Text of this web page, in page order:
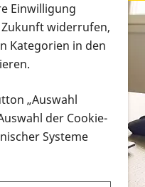
Infonmaterial
Einwilligung
widerrufen,
Kategorien in den
„Auswahl
der Cookie-
Systeme